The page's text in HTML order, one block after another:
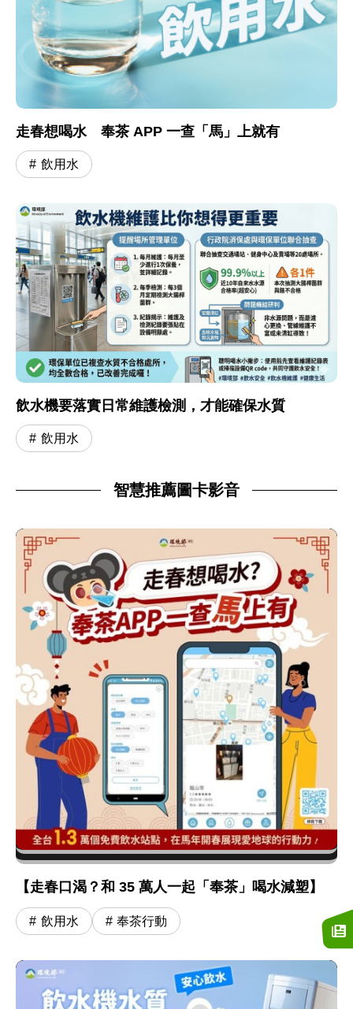
走春想喝水 奉茶 APP 一查「馬」上就有
飲用水
飲水機要落實日常維護檢測，才能確保水質
飲用水
智慧推薦圖卡影音
【走春口渴？和 35 萬人一起「奉茶」喝水減塑】
飲用水 奉茶行動